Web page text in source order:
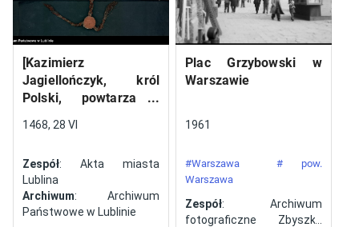
[Kazimierz
Jagiellończyk, król
Polski, powtarza i
wystawiony w Lublinie,
Jana ze Szczekocin,
starostę
1468, 28 VI
Zespół: Akta miasta
Lublina
Archiwum: Archiwum
Państwowe w Lublinie
Plac Grzybowski w
Warszawie
1961
#Warszawa
# pow.
Warszawa
Zespół: Archiwum
fotograficzne Zbyszka